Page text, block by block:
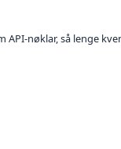
nøklar, så lenge